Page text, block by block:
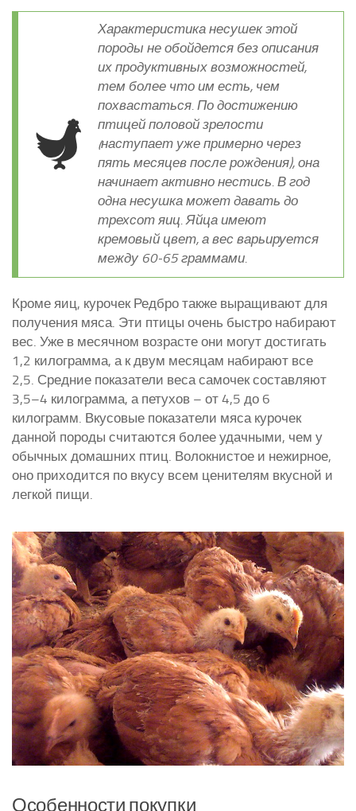
Характеристика несушек этой
породы не обойдется без описания
их продуктивных возможностей,
тем более что им есть, чем
похвастаться. По достижению
птицей половой зрелости
(наступает уже примерно через
пять месяцев после рождения), она
начинает активно нестись. В год
одна несушка может давать до
трехсот яиц. Яйца имеют
кремовый цвет, а вес варьируется
между 60-65 граммами.
Кроме яиц, курочек Редбро также выращивают для
получения мяса. Эти птицы очень быстро набирают
вес. Уже в месячном возрасте они могут достигать
1,2 килограмма, а к двум месяцам набирают все
2,5. Средние показатели веса самочек составляют
3,5–4 килограмма, а петухов – от 4,5 до 6
килограмм. Вкусовые показатели мяса курочек
данной породы считаются более удачными, чем у
обычных домашних птиц. Волокнистое и нежирное,
оно приходится по вкусу всем ценителям вкусной и
легкой пищи.
Особенности покупки